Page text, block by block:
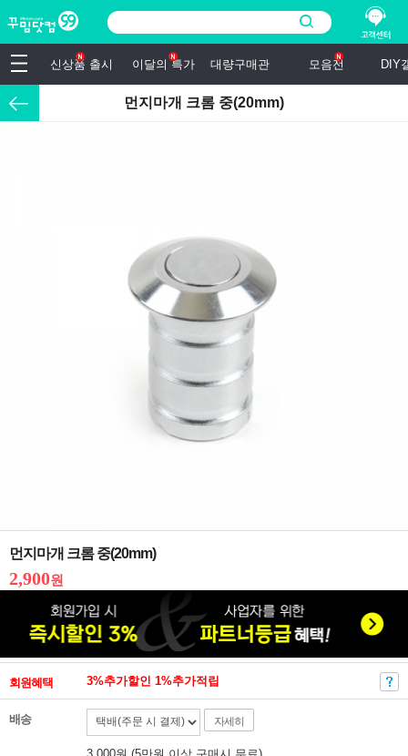
신상품 출시 이달의 특가 대량구매관 모음전 DIY
먼지마개 크롬 중(20mm)
먼지마개 크롬 중(20mm)
2,900원
회원혜택 3%추가할인 1%추가적립
배송 자세히